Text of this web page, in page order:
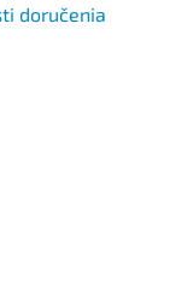
doručenia